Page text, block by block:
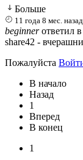
Больше
11 года 8 мес. назад
beginnerответил в
share42 -
Пожалуйста
В начало
Назад
1
Вперед
В конец
1